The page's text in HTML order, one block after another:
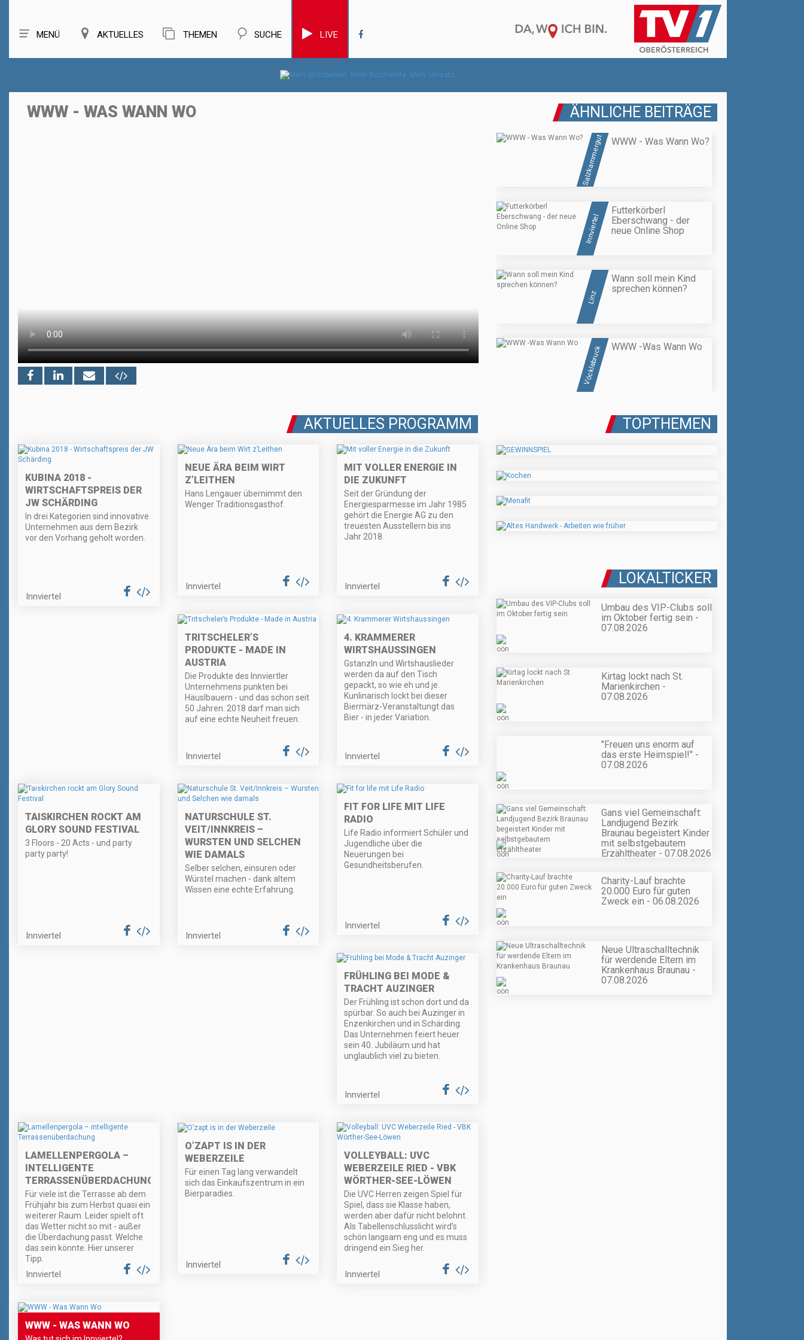
MENÜ AKTUELLES THEMEN SUCHE LIVE
WWW - WAS WANN WO ÄHNLICHE BEITRÄGE
Salzkammergut WWW - Was Wann Wo?
Innviertel
Futterkörberl
Eberschwang - der
neue Online Shop
Linz
Wann soll mein Kind
sprechen können?
Vöcklabruck WWW -Was Wann Wo
AKTUELLES PROGRAMM
KUBINA 2018 -
WIRTSCHAFTSPREIS DER
JW SCHÄRDING
In drei Kategorien sind innovative
Unternehmen aus dem Bezirk
vor den Vorhang geholt worden.
Innviertel
NEUE ÄRA BEIM WIRT
Z’LEITHEN
Hans Lengauer übernimmt den
Wenger Traditionsgasthof.
Innviertel
MIT VOLLER ENERGIE IN
DIE ZUKUNFT
Seit der Gründung der
Energiesparmesse im Jahr 1985
gehört die Energie AG zu den
treuesten Ausstellern bis ins
Jahr 2018.
Innviertel
TRITSCHELER’S
PRODUKTE - MADE IN
AUSTRIA
Die Produkte des Innviertler
Unternehmens punkten bei
Häuslbauern - und das schon seit
50 Jahren. 2018 darf man sich
auf eine echte Neuheit freuen.
Innviertel
4. KRAMMERER
WIRTSHAUSSINGEN
Gstanzln und Wirtshauslieder
werden da auf den Tisch
gepackt, so wie eh und je.
Kunlinarisch lockt bei dieser
Biermärz-Veranstaltungt das
Bier - in jeder Variation.
Innviertel
TAISKIRCHEN ROCKT AM
GLORY SOUND FESTIVAL
3 Floors - 20 Acts - und party
party party!
Innviertel
NATURSCHULE ST.
VEIT/INNKREIS –
WURSTEN UND SELCHEN
WIE DAMALS
Selber selchen, einsuren oder
Würstel machen - dank altem
Wissen eine echte Erfahrung.
Innviertel
FIT FOR LIFE MIT LIFE
RADIO
Life Radio informiert Schüler und
Jugendliche über die
Neuerungen bei
Gesundheitsberufen.
Innviertel
FRÜHLING BEI MODE &
TRACHT AUZINGER
Der Frühling ist schon dort und da
spürbar. So auch bei Auzinger in
Enzenkirchen und in Schärding.
Das Unternehmen feiert heuer
sein 40. Jubiläum und hat
unglaublich viel zu bieten.
Innviertel
LAMELLENPERGOLA –
INTELLIGENTE
TERRASSENÜBERDACHUNG
Für viele ist die Terrasse ab dem
Frühjahr bis zum Herbst quasi ein
weiterer Raum. Leider spielt oft
das Wetter nicht so mit - außer
die Überdachung passt. Welche
das sein könnte. Hier unserer
Tipp.
Innviertel
O’ZAPT IS IN DER
WEBERZEILE
Für einen Tag lang verwandelt
sich das Einkaufszentrum in ein
Bierparadies.
Innviertel
VOLLEYBALL: UVC
WEBERZEILE RIED - VBK
WÖRTHER-SEE-LÖWEN
Die UVC Herren zeigen Spiel für
Spiel, dass sie Klasse haben,
werden aber dafür nicht belohnt.
Als Tabellenschlusslicht wird’s
schön langsam eng und es muss
dringend ein Sieg her.
Innviertel
WWW - WAS WANN WO
TOPTHEMEN
LOKALTICKER
Umbau des VIP-Clubs soll
im Oktober fertig sein -
07.08.2026
Kirtag lockt nach St.
Marienkirchen -
07.08.2026
"Freuen uns enorm auf
das erste Heimspiel!" -
07.08.2026
Gans viel Gemeinschaft:
Landjugend Bezirk
Braunau begeistert Kinder
mit selbstgebautem
Erzähltheater - 07.08.2026
Charity-Lauf brachte
20.000 Euro für guten
Zweck ein - 06.08.2026
Neue Ultraschalltechnik
für werdende Eltern im
Krankenhaus Braunau -
07.08.2026